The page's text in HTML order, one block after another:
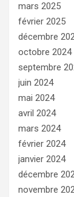
mars 2025
février 2025
décembre
octobre 2024
septembre
juin 2024
mai 2024
avril 2024
mars 2024
février 2024
janvier 2024
décembre
novembre